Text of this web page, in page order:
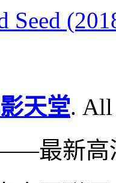
Seed
天堂. All
最新高